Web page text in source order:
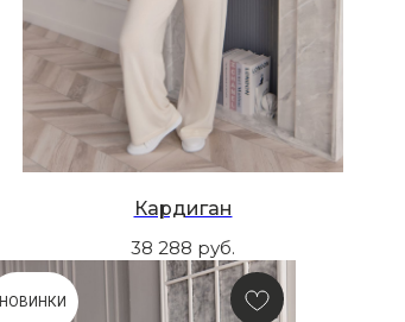
Кардиган
38 288 руб.
НОВИНКИ